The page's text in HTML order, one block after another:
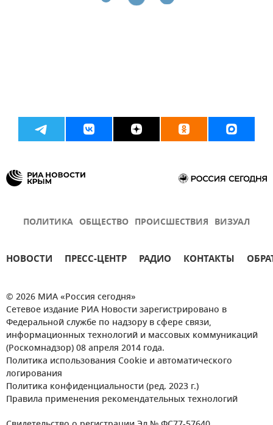
ПОЛИТИКА ОБЩЕСТВО ПРОИСШЕСТВИЯ ВИЗУАЛ
НОВОСТИ ПРЕСС-ЦЕНТР РАДИО КОНТАКТЫ
© 2026 МИА «Россия сегодня»
Сетевое издание РИА Новости зарегистрировано в
Федеральной службе по надзору в сфере связи,
информационных технологий и массовых коммуникаций
(Роскомнадзор) 08 апреля 2014 года.
Политика использования Cookie и автоматического
логирования
Политика конфиденциальности (ред. 2023 г.)
Правила применения рекомендательных технологий